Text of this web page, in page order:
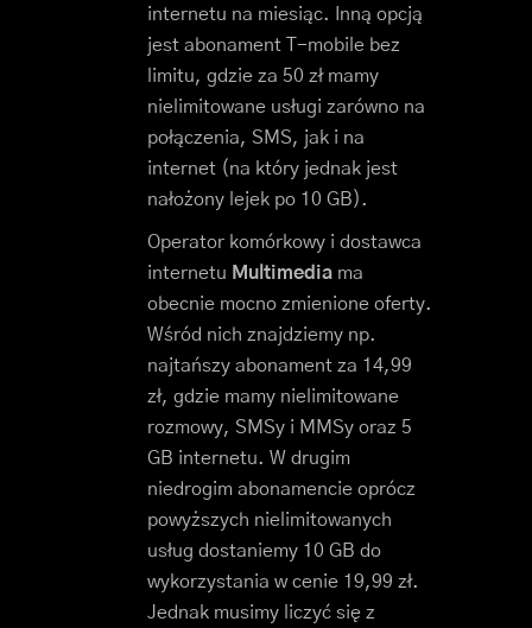
internetu na miesiąc. Inną opcją
jest abonament T-mobile bez
limitu, gdzie za 50 zł mamy
nielimitowane usługi zarówno na
połączenia, SMS, jak i na
internet (na który jednak jest
nałożony lejek po 10 GB).
Operator komórkowy i dostawca
internetu Multimedia ma
obecnie mocno zmienione oferty.
Wśród nich znajdziemy np.
najtańszy abonament za 14,99
zł, gdzie mamy nielimitowane
rozmowy, SMSy i MMSy oraz 5
GB internetu. W drugim
niedrogim abonamencie oprócz
powyższych nielimitowanych
usług dostaniemy 10 GB do
wykorzystania w cenie 19,99 zł.
Jednak musimy liczyć się z